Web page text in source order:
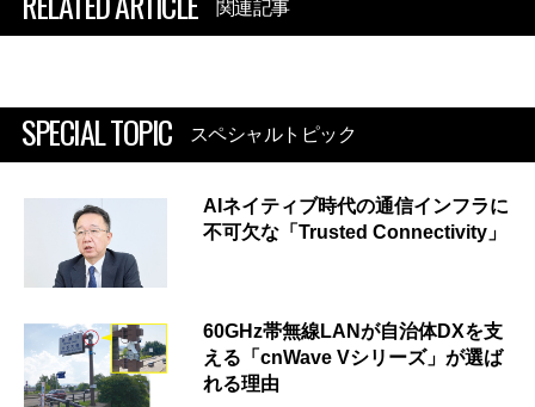
関連記事
SPECIAL TOPIC スペシャルトピック
AIネイティブ時代の通信インフラに
不可欠な「Trusted Connectivity」
60GHz帯無線LANが自治体DXを支
える「cnWave Vシリーズ」が選ば
れる理由